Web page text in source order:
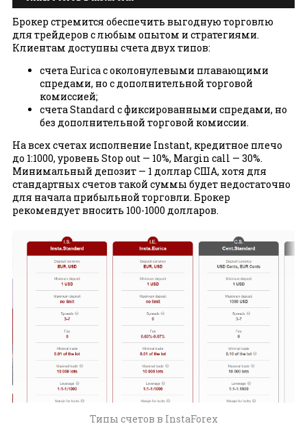
Брокер стремится обеспечить выгодную торговлю
для трейдеров с любым опытом и стратегиями.
Клиентам доступны счета двух типов:
счета Eurica с околонулевыми плавающими
спредами, но с дополнительной торговой
комиссией;
счета Standard с фиксированными спредами, но
без дополнительной торговой комиссии.
На всех счетах исполнение Instant, кредитное плечо
до 1:1000, уровень Stop out — 10%, Margin call — 30%.
Минимальный депозит — 1 доллар США, хотя для
стандартных счетов такой суммы будет недостаточно
для начала прибыльной торговли. Брокер
рекомендует вносить 100-1000 долларов.
Типы счетов в InstaForex